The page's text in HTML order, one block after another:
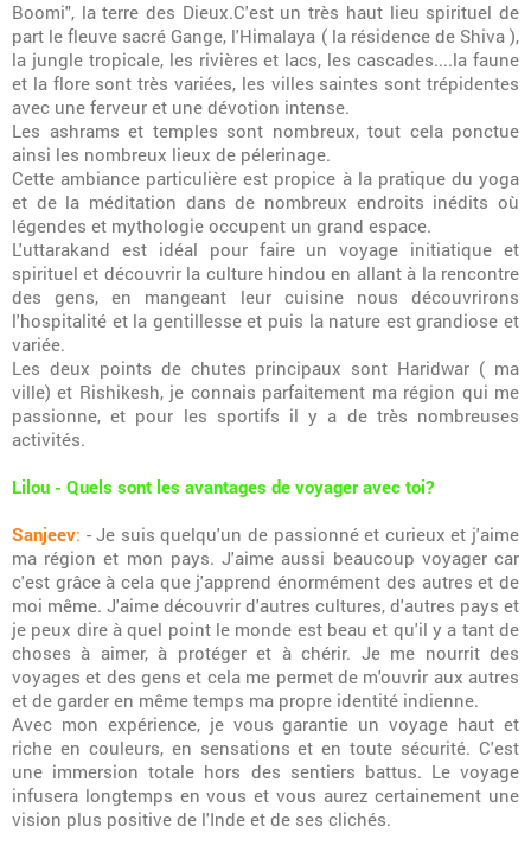
Boomi", la terre des Dieux.C'est un très haut lieu spirituel de
part le fleuve sacré Gange, l'Himalaya ( la résidence de Shiva ),
la jungle tropicale, les rivières et lacs, les cascades....la faune
et la flore sont très variées, les villes saintes sont trépidentes
avec une ferveur et une dévotion intense.
Les ashrams et temples sont nombreux, tout cela ponctue
ainsi les nombreux lieux de pélerinage.
Cette ambiance particulière est propice à la pratique du yoga
et de la méditation dans de nombreux endroits inédits où
légendes et mythologie occupent un grand espace.
L'uttarakand est idéal pour faire un voyage initiatique et
spirituel et découvrir la culture hindou en allant à la rencontre
des gens, en mangeant leur cuisine nous découvrirons
l'hospitalité et la gentillesse et puis la nature est grandiose et
variée.
Les deux points de chutes principaux sont Haridwar ( ma
ville) et Rishikesh, je connais parfaitement ma région qui me
passionne, et pour les sportifs il y a de très nombreuses
activités.
Lilou - Quels sont les avantages de voyager avec toi?
Sanjeev: - Je suis quelqu'un de passionné et curieux et j'aime
ma région et mon pays. J'aime aussi beaucoup voyager car
c'est grâce à cela que j'apprend énormément des autres et de
moi même. J'aime découvrir d'autres cultures, d'autres pays et
je peux dire à quel point le monde est beau et qu'il y a tant de
choses à aimer, à protéger et à chérir. Je me nourrit des
voyages et des gens et cela me permet de m'ouvrir aux autres
et de garder en même temps ma propre identité indienne.
Avec mon expérience, je vous garantie un voyage haut et
riche en couleurs, en sensations et en toute sécurité. C'est
une immersion totale hors des sentiers battus. Le voyage
infusera longtemps en vous et vous aurez certainement une
vision plus positive de l'Inde et de ses clichés.